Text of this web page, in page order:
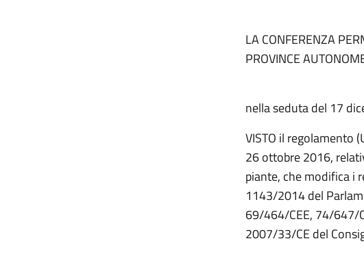
LA CONFERENZA
PROVINCE
nella seduta del 17
VISTO il regolamento
26 ottobre 2016,
piante, che modifica i
1143/2014 del
69/464/CEE, 74/647/
2007/33/CE del